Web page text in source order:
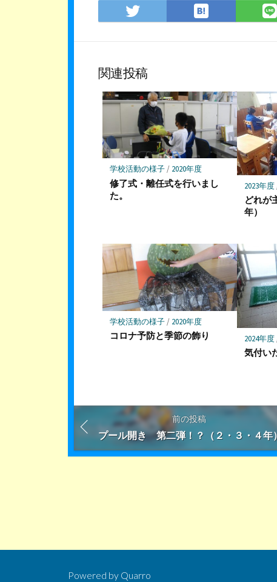
Twitter
で
ア
は
て
マ
ー
ク
に
保
関連投稿
学校活動の様子/ 2020年度
修了式・離任式を行いまし
た。
2023年度
どれが
年）
学校活動の様子/ 2020年度
コロナ予防と季節の飾り 2024年度
気付い
前の投稿
プール開き 第二弾！？（２・３・４年）
Powered by Quarro